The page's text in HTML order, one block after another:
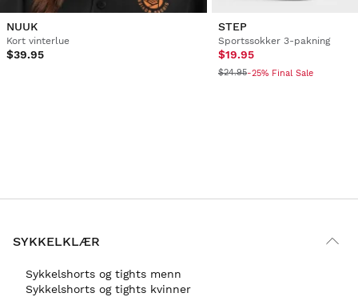
NUUK
Kort vinterlue
$39.95
STEP
Sportssokker 3-pakning
$19.95
$24.95-25% Final Sale
SYKKELKLÆR
Sykkelshorts og tights menn
Sykkelshorts og tights kvinner